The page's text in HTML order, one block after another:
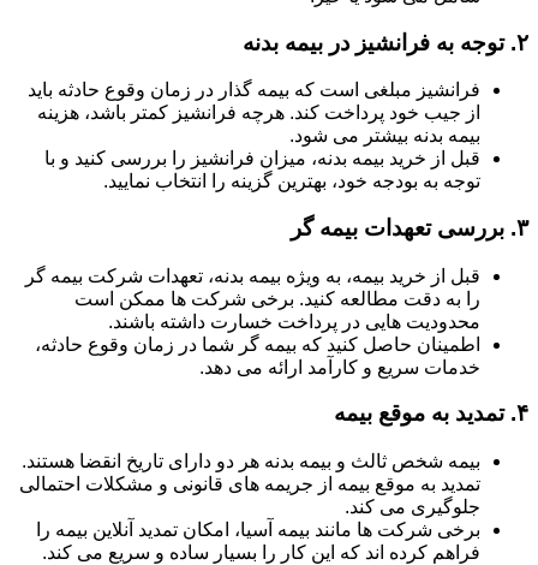
۲. توجه به فرانشیز در بیمه بدنه
فرانشیز مبلغی است که بیمه گذار در زمان وقوع حادثه باید
از جیب خود پرداخت کند. هرچه فرانشیز کمتر باشد، هزینه
بیمه بدنه بیشتر می شود.
قبل از خرید بیمه بدنه، میزان فرانشیز را بررسی کنید و با
توجه به بودجه خود، بهترین گزینه را انتخاب نمایید.
۳. بررسی تعهدات بیمه گر
قبل از خرید بیمه، به ویژه بیمه بدنه، تعهدات شرکت بیمه گر
را به دقت مطالعه کنید. برخی شرکت ها ممکن است
محدودیت هایی در پرداخت خسارت داشته باشند.
اطمینان حاصل کنید که بیمه گر شما در زمان وقوع حادثه،
خدمات سریع و کارآمد ارائه می دهد.
۴. تمدید به موقع بیمه
بیمه شخص ثالث و بیمه بدنه هر دو دارای تاریخ انقضا هستند.
تمدید به موقع بیمه از جریمه های قانونی و مشکلات احتمالی
جلوگیری می کند.
برخی شرکت ها مانند بیمه آسیا، امکان تمدید آنلاین بیمه را
فراهم کرده اند که این کار را بسیار ساده و سریع می کند.